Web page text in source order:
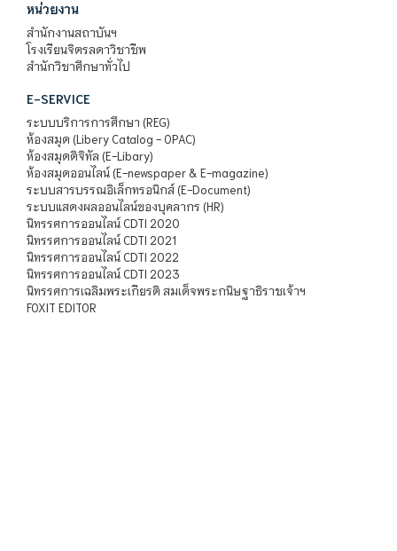
หน่วยงาน
สำนักงานสถาบันฯ
โรงเรียนจิตรลดาวิชาชีพ
สำนักวิชาศึกษาทั่วไป
E-SERVICE
ระบบบริการการศึกษา (REG)
ห้องสมุด (Libery Catalog - OPAC)
ห้องสมุดดิจิทัล (E-Libary)
ห้องสมุดออนไลน์ (E-newspaper & E-magazine)
ระบบสารบรรณอิเล็กทรอนิกส์ (E-Document)
ระบบแสดงผลออนไลน์ของบุคลากร (HR)
นิทรรศการออนไลน์ CDTI 2020
นิทรรศการออนไลน์ CDTI 2021
นิทรรศการออนไลน์ CDTI 2022
นิทรรศการออนไลน์ CDTI 2023
นิทรรศการเฉลิมพระเกียรติ สมเด็จพระกนิษฐาธิราชเจ้าฯ
FOXIT EDITOR